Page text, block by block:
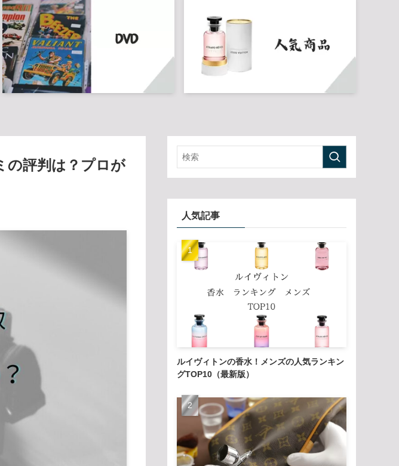
の評判は？プロが
人気記事
ルイヴィトンの香水！メンズの人気ランキン
グTOP10（最新版）